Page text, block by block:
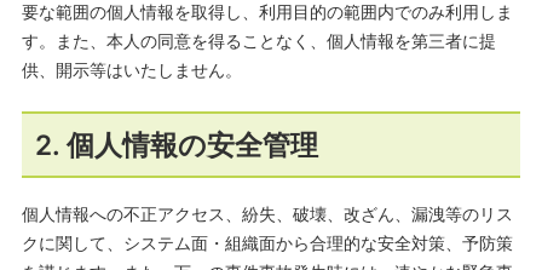
要な範囲の個人情報を取得し、利用目的の範囲内でのみ利用しま
す。また、本人の同意を得ることなく、個人情報を第三者に提
供、開示等はいたしません。
2. 個人情報の安全管理
個人情報への不正アクセス、紛失、破壊、改ざん、漏洩等のリス
クに関して、システム面・組織面から合理的な安全対策、予防策